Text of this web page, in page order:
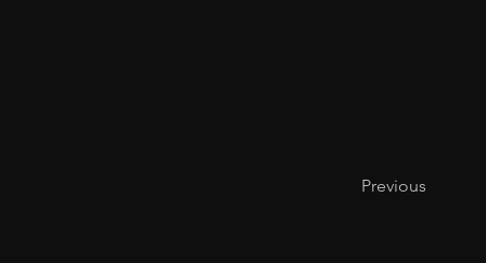
Previous